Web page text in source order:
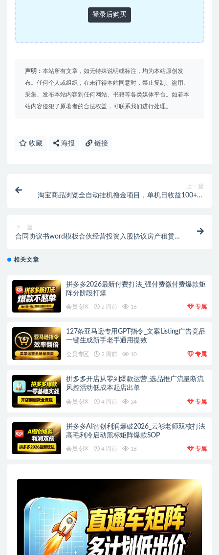
登录后购买
声明： 本站所有文章，如无特殊说明或标注，均为本站原创发
布。任何个人或组织，在未征得本站同意时，禁止复制、盗用、
采集、发布本站内容到任何网站、书籍等各类媒体平台。如若本
站内容侵犯了原著者的合法权益，可联系我们进行处理。
收藏 海报 链接
上一篇
淘宝商品浏览全自动挂机撸金项目，单机日收益100+多
下一篇
合同协议书word模板合伙经营投资入股协议房产租赁员
相关文章
拼多多2026最新付费打法_强付费微付费爆款矩
阵分阶段打爆
会员专区 2 周前 16 专属
127条亚马逊专用GPT指令_文案Listing广告竞品
一键生成新手老手通用提效
会员专区 2 周前 10 专属
拼多多开店从零到爆款运营_选品推广流量断流
风控活动低成本起店出单
会员专区 4 周前 24 专属
拼多多AI智创利润爆破2026_云衫老师双核打法
高毛利冷启动黑标矩阵爆款SOP
会员专区 4 周前 18 专属